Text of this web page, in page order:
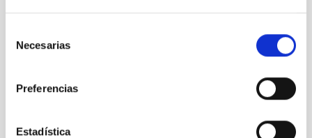
Necesarias
Preferencias
Estadística